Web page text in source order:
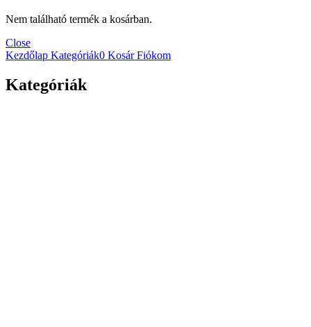
Nem található termék a kosárban.
Close
Kezdőlap Kategóriák0 KosárFiókom
Kategóriák